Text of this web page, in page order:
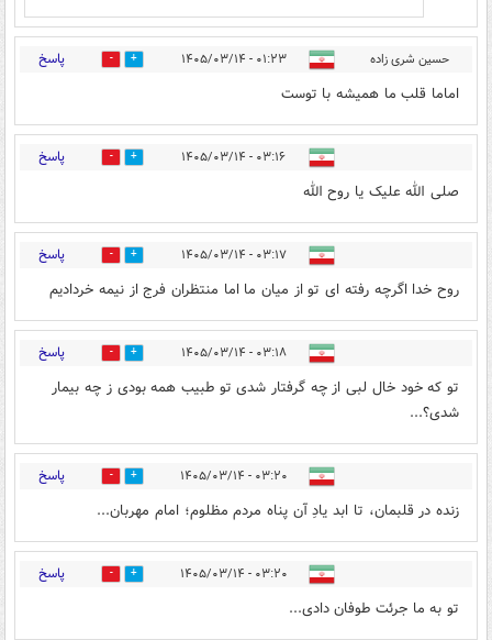
حسین شری زاده ۰۱:۲۳ - ۱۴۰۵/۰۳/۱۴ 8 پاسخ
اماما قلب ما همیشه با توست
۰۳:۱۶ - ۱۴۰۵/۰۳/۱۴ 6 پاسخ
صلی الله علیک یا روح الله
۰۳:۱۷ - ۱۴۰۵/۰۳/۱۴ 5 پاسخ
روح خدا اگرچه رفته ای تو از میان ما اما منتظران فرج از نیمه خردادیم
۰۳:۱۸ - ۱۴۰۵/۰۳/۱۴ 5 پاسخ
تو که خود خال لبی از چه گرفتار شدی تو طبیب همه بودی ز چه بیمار
شدی؟...
۰۳:۲۰ - ۱۴۰۵/۰۳/۱۴ 3 پاسخ
زنده در قلبمان، تا ابد یادِ آن پناه مردم مظلوم؛ امام مهربان...
۰۳:۲۰ - ۱۴۰۵/۰۳/۱۴ 4 پاسخ
تو به ما جرئت طوفان دادی...